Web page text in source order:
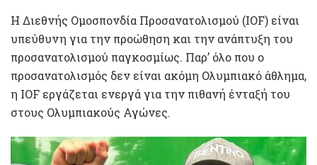
Η Διεθνής Ομοσπονδία Προσανατολισμού (IOF) είναι
υπεύθυνη για την προώθηση και την ανάπτυξη του
προσανατολισμού παγκοσμίως. Παρ’ όλο που ο
προσανατολισμός δεν είναι ακόμη Ολυμπιακό άθλημα,
η IOF εργάζεται ενεργά για την πιθανή ένταξή του
στους Ολυμπιακούς Αγώνες.